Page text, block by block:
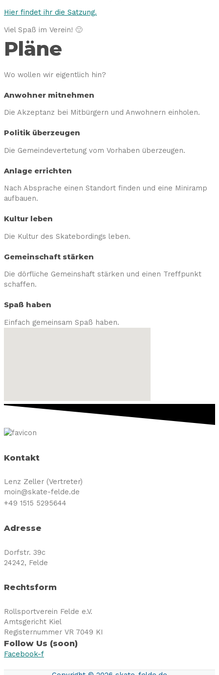
Hier findet ihr die Satzung.
Viel Spaß im Verein! 🙂
Pläne
Wo wollen wir eigentlich hin?
Anwohner mitnehmen
Die Akzeptanz bei Mitbürgern und Anwohnern einholen.
Politik überzeugen
Die Gemeindevertetung vom Vorhaben überzeugen.
Anlage errichten
Nach Absprache einen Standort finden und eine Miniramp
aufbauen.
Kultur leben
Die Kultur des Skatebordings leben.
Gemeinschaft stärken
Die dörfliche Gemeinshaft stärken und einen Treffpunkt
schaffen.
Spaß haben
Einfach gemeinsam Spaß haben.
Kontakt
Lenz Zeller (Vertreter)
moin@skate-felde.de
+49 1515 5295644
Adresse
Dorfstr. 39c
24242, Felde
Rechtsform
Rollsportverein Felde e.V.
Amtsgericht Kiel
Registernummer VR 7049 KI
Follow Us (soon)
Facebook-f